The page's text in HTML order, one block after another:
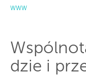
www
dzie i